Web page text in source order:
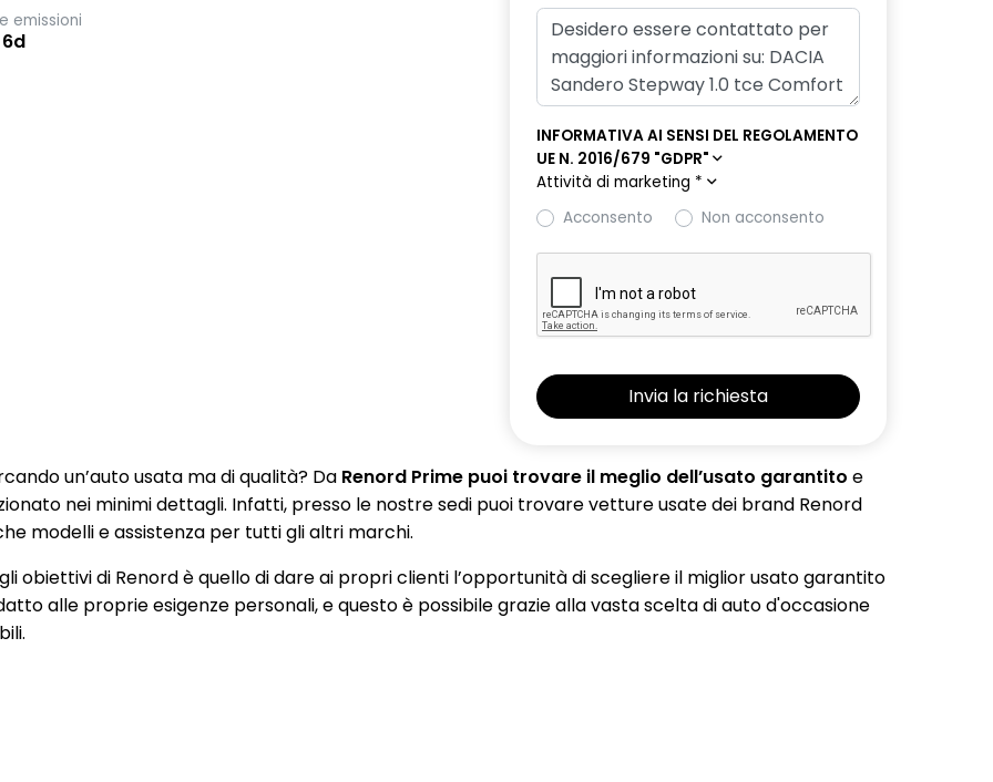
emissioni
INFORMATIVA AI SENSI DEL REGOLAMENTO
UE N. 2016/679 "GDPR"
Attività di marketing *
Acconsento
Non acconsento
un’auto usata ma di qualità? DaRenord Prime puoi trovare il meglio dell’usato garantito e
nei minimi dettagli. Infatti, presso le nostre sedi puoi trovare vetture usate dei brand Renord
modelli e assistenza per tutti gli altri marchi.
obiettivi di Renord è quello di dare ai propri clienti l’opportunità di scegliere il miglior usato garantito
alle proprie esigenze personali, e questo è possibile grazie alla vasta scelta di auto d'occasione